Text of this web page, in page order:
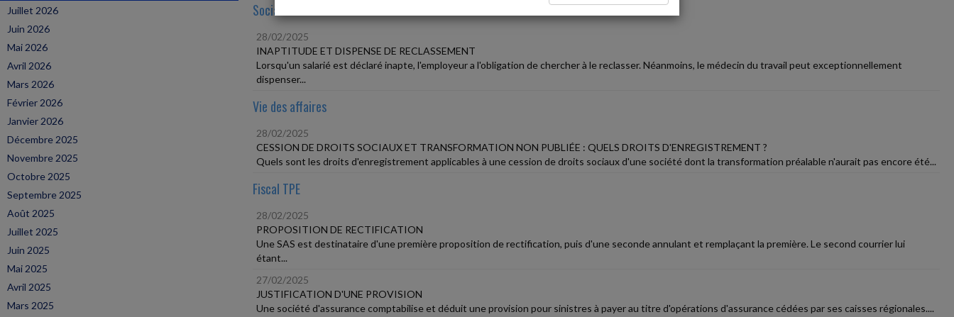
Juillet 2026
Juin 2026
Mai 2026
Avril 2026
Mars 2026
Février 2026
Janvier 2026
Décembre 2025
Novembre 2025
Octobre 2025
Septembre 2025
Août 2025
Juillet 2025
Juin 2025
Mai 2025
Avril 2025
Mars 2025
Social
28/02/2025
INAPTITUDE ET DISPENSE DE RECLASSEMENT
Lorsqu'un salarié est déclaré inapte, l'employeur a l'obligation de chercher à le reclasser. Néanmoins, le médecin du travail peut exceptionnellement
dispenser...
Vie des affaires
28/02/2025
CESSION DE DROITS SOCIAUX ET TRANSFORMATION NON PUBLIÉE : QUELS DROITS D'ENREGISTREMENT ?
Quels sont les droits d'enregistrement applicables à une cession de droits sociaux d'une société dont la transformation préalable n'aurait pas encore été...
Fiscal TPE
28/02/2025
PROPOSITION DE RECTIFICATION
Une SAS est destinataire d'une première proposition de rectification, puis d'une seconde annulant et remplaçant la première. Le second courrier lui
étant...
27/02/2025
JUSTIFICATION D'UNE PROVISION
Une société d'assurance comptabilise et déduit une provision pour sinistres à payer au titre d'opérations d'assurance cédées par ses caisses régionales....